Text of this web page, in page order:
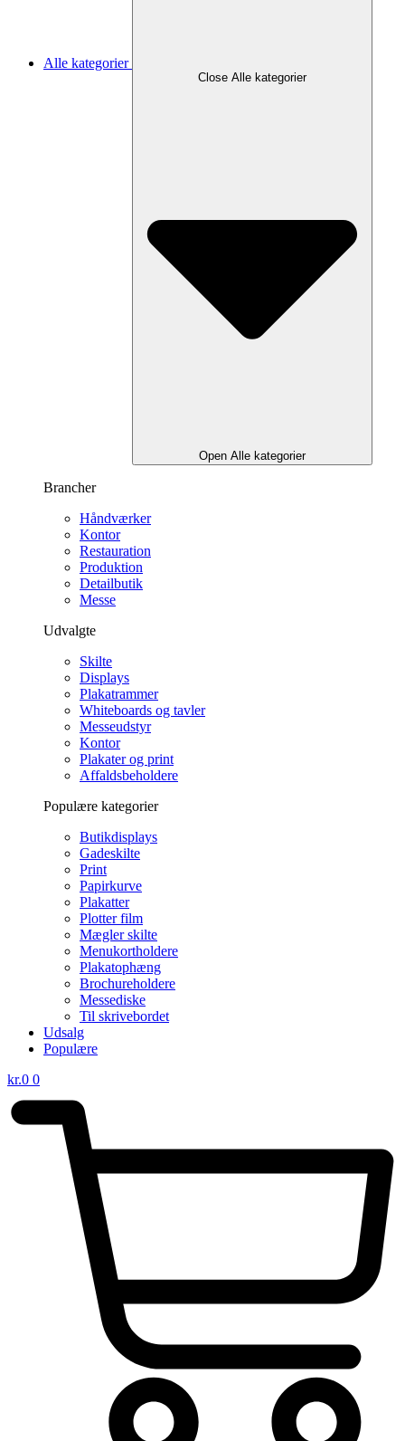
Alle kategorier
Close Alle kategorier
Open Alle kategorier
Brancher
Håndværker
Kontor
Restauration
Produktion
Detailbutik
Messe
Udvalgte
Skilte
Displays
Plakatrammer
Whiteboards og tavler
Messeudstyr
Kontor
Plakater og print
Affaldsbeholdere
Populære kategorier
Butikdisplays
Gadeskilte
Print
Papirkurve
Plakatter
Plotter film
Mægler skilte
Menukortholdere
Plakatophæng
Brochureholdere
Messediske
Til skrivebordet
Udsalg
Populære
kr.0 0